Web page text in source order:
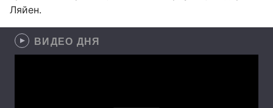
Ляйен.
ВИДЕО ДНЯ